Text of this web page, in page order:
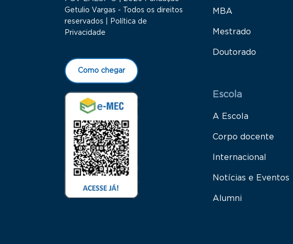
Getulio Vargas - Todos os direitos
reservados |
Política de
Privacidade
Como chegar
MBA
Mestrado
Doutorado
Escola
A Escola
Corpo docente
Internacional
Notícias e Eventos
Alumni